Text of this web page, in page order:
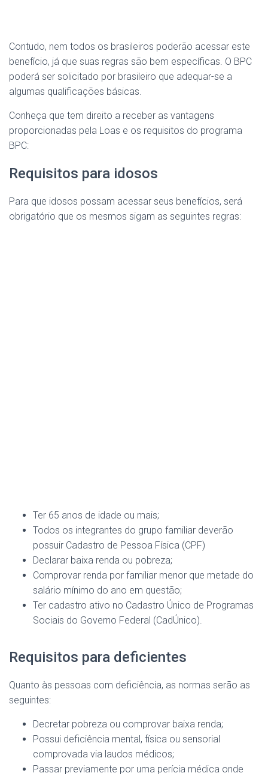
Contudo, nem todos os brasileiros poderão acessar este
benefício, já que suas regras são bem específicas. O BPC
poderá ser solicitado por brasileiro que adequar-se a
algumas qualificações básicas.
Conheça que tem direito a receber as vantagens
proporcionadas pela Loas e os requisitos do programa
BPC:
Requisitos para idosos
Para que idosos possam acessar seus benefícios, será
obrigatório que os mesmos sigam as seguintes regras:
Ter 65 anos de idade ou mais;
Todos os integrantes do grupo familiar deverão
possuir Cadastro de Pessoa Física (CPF)
Declarar baixa renda ou pobreza;
Comprovar renda por familiar menor que metade do
salário mínimo do ano em questão;
Ter cadastro ativo no Cadastro Único de Programas
Sociais do Governo Federal (CadÚnico).
Requisitos para deficientes
Quanto às pessoas com deficiência, as normas serão as
seguintes:
Decretar pobreza ou comprovar baixa renda;
Possui deficiência mental, física ou sensorial
comprovada via laudos médicos;
Passar previamente por uma perícia médica onde